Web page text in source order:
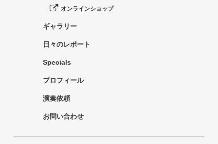
オンラインショップ
ギャラリー
日々のレポート
Specials
プロフィール
演奏依頼
お問い合わせ